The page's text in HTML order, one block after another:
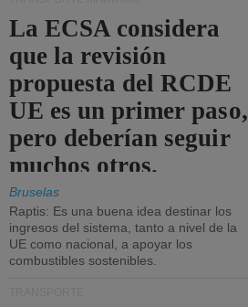
La ECSA considera
que la revisión
propuesta del RCDE
UE es un primer paso,
pero deberían seguir
muchos otros.
Bruselas
Raptis: Es una buena idea destinar los
ingresos del sistema, tanto a nivel de la
UE como nacional, a apoyar los
combustibles sostenibles.